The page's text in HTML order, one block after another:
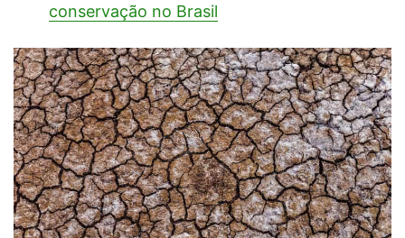
conservação no Brasil